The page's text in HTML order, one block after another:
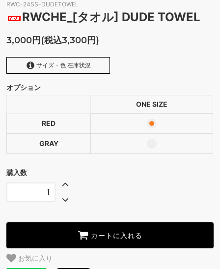
RWC-24SS-DUDETOWEL
RWCHE_[タオル] DUDE TOWEL
3,000円(税込3,300円)
サイズ・色 在庫状況
RED
GRAY
オプション
ONE SIZE
RED
GRAY
購入数
カートに入れる
お気に入り